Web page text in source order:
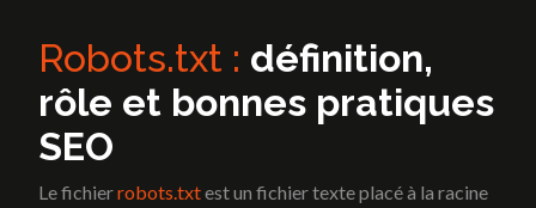
Blog
Création de site vitrine
Site catalogue et e-commerce
Landing Page
Refonte site internet
L'Agence
Blog
Robots.txt : définition,
rôle et bonnes pratiques
SEO
Le fichierrobots.txtest un fichier texte placé à la racine